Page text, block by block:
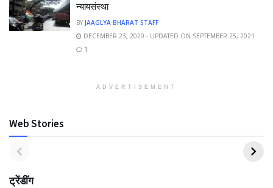
न्यायसंस्था
BY JAAGLYA BHARAT STAFF
DECEMBER 23, 2020 - UPDATED ON SEPTEMBER 25, 2021
1
ADVERTISEMENT
Web Stories
ट्रेंडींग